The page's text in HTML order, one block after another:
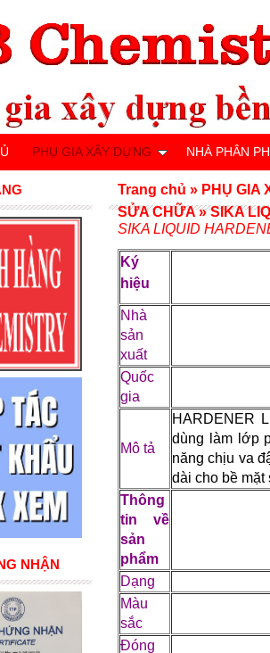
SIKA LIQUID
Ký
hiệu
Nhà
sản
xuất
Quốc
gia
Mô tả
HARDENER
dùng làm lớp
năng chịu va
dài cho bề mặt
Thông
tin về
sản
phẩm
Dạng
Màu
sắc
Đóng
Trang chủ » PHỤ GIA
SỬA CHỮA »SIKA
NHẬN
PHỤ GIA XÂY DỰNG NHÀ PHÂN